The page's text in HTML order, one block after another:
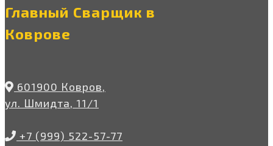
Главный Сварщик в
Коврове
601900 Ковров,
ул. Шмидта, 11/1
+7 (999) 522-57-77